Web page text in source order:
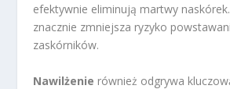
efektywnie eliminują martwy
znacznie zmniejsza ryzyko
zaskórników.
Nawilżenie również odgrywa